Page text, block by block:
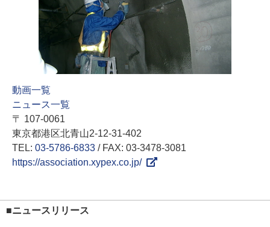
動画一覧
ニュース一覧
〒 107-0061
東京都港区北青山2-12-31-402
TEL: 03-5786-6833 / FAX: 03-3478-3081
https://association.xypex.co.jp/
■ニュースリリース